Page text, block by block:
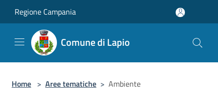
Regione Campania
Comune di Lapio
Home > Aree tematiche > Ambiente